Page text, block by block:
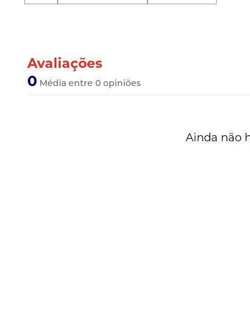
Avaliações
0 Média entre 0 opiniões
Ainda não